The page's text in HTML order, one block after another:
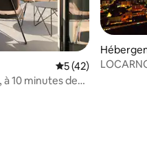
Évaluation
5 (42)
à 10 minutes de